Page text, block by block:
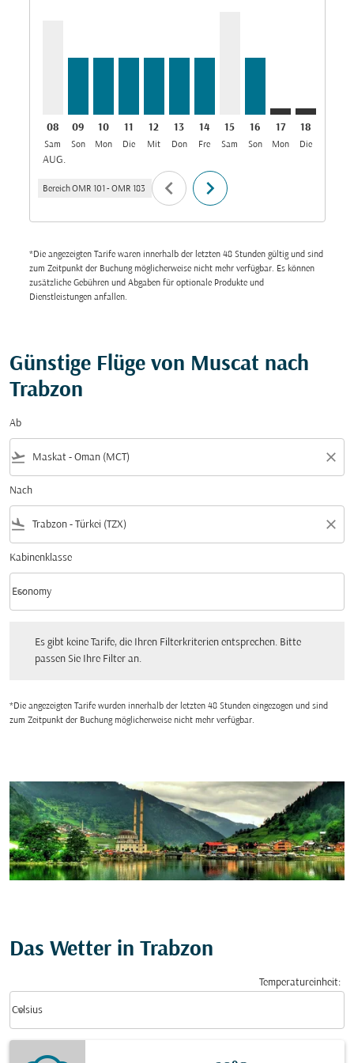
08
Sam
AUG.
09
Son
10
Mon
11
Die
12
Mit
13
Don
14
Fre
15
Sam
16
Son
17
Mon
18
Die
Bereich OMR 101 - OMR 183 chevron_left chevron_right
*Die angezeigten Tarife waren innerhalb der letzten 48 Stunden gültig und sind
zum Zeitpunkt der Buchung möglicherweise nicht mehr verfügbar. Es können
zusätzliche Gebühren und Abgaben für optionale Produkte und
Dienstleistungen anfallen.
Günstige Flüge von Muscat nach
Trabzon
Ab
flight_takeoff close
Nach
flight_land close
Kabinenklasse
Kabinenklasse option Economy Selected
Economy
keyboard_arrow_down
Es gibt keine Tarife, die Ihren Filterkriterien entsprechen. Bitte
passen Sie Ihre Filter an.
*Die angezeigten Tarife wurden innerhalb der letzten 48 Stunden eingezogen und sind
zum Zeitpunkt der Buchung möglicherweise nicht mehr verfügbar.
Das Wetter in Trabzon
Temperatureinheit:
Celsius
keyboard_arrow_down